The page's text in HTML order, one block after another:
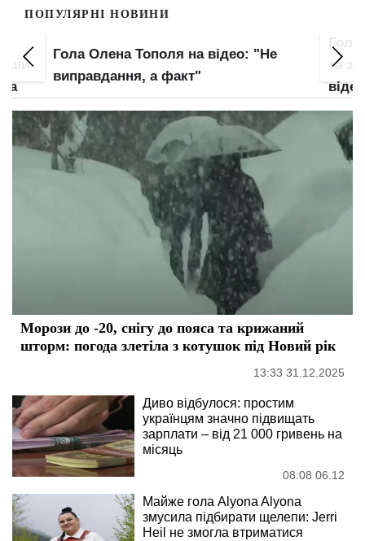
ПОПУЛЯРНІ НОВИНИ
Гола Олена Тополя на відео: "Не
виправдання, а факт"
та
Морози до -20, снігу до пояса та крижаний
шторм: погода злетіла з котушок під Новий рік
13:33 31.12.2025
Диво відбулося: простим
українцям значно підвищать
зарплати – від 21 000 гривень на
місяць
08:08 06.12
Майже гола Alyona Alyona
змусила підбирати щелепи: Jerri
Heil не змогла втриматися